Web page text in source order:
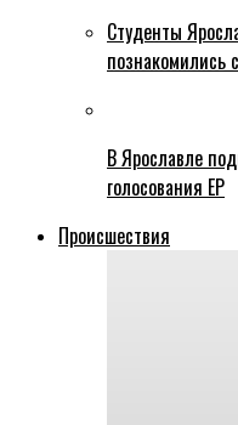
Студенты
познакомились
В Ярославле
голосования ЕР
Происшествия